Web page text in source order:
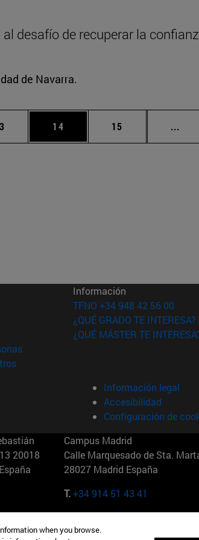
desafío de recuperar la
de Navarra.
Use TAB para desplazarse.
Página
14 Página
15 ...
nueva ventana)
ventana)
en nueva ventana)
(abre en nueva ventana)
(abre en nueva ventana)
Información
TFNO +34 948 42 56 00
¿QUÉ GRADO TE INTERESA?
¿QUÉ MÁSTER TE
Información legal
Accesibilidad
Configuración de
20018
Campus Madrid
Calle Marquesado de Sta.
28027 Madrid España
T.+34 914 51 43 41
Nueva York Maria-Theresia-Straße 15 81675
when you browse.